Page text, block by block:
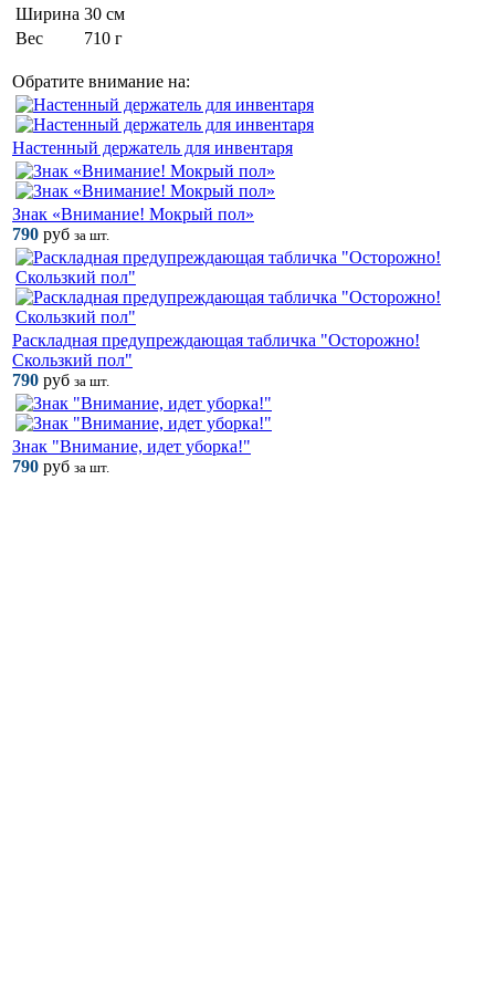
Ширина 30 см
Вес
710 г
Обратите внимание на:
Настенный держатель для инвентаря
Знак «Внимание! Мокрый пол»
790 руб за шт.
Раскладная предупреждающая табличка "Осторожно!
Скользкий пол"
790 руб за шт.
Знак "Внимание, идет уборка!"
790 руб за шт.